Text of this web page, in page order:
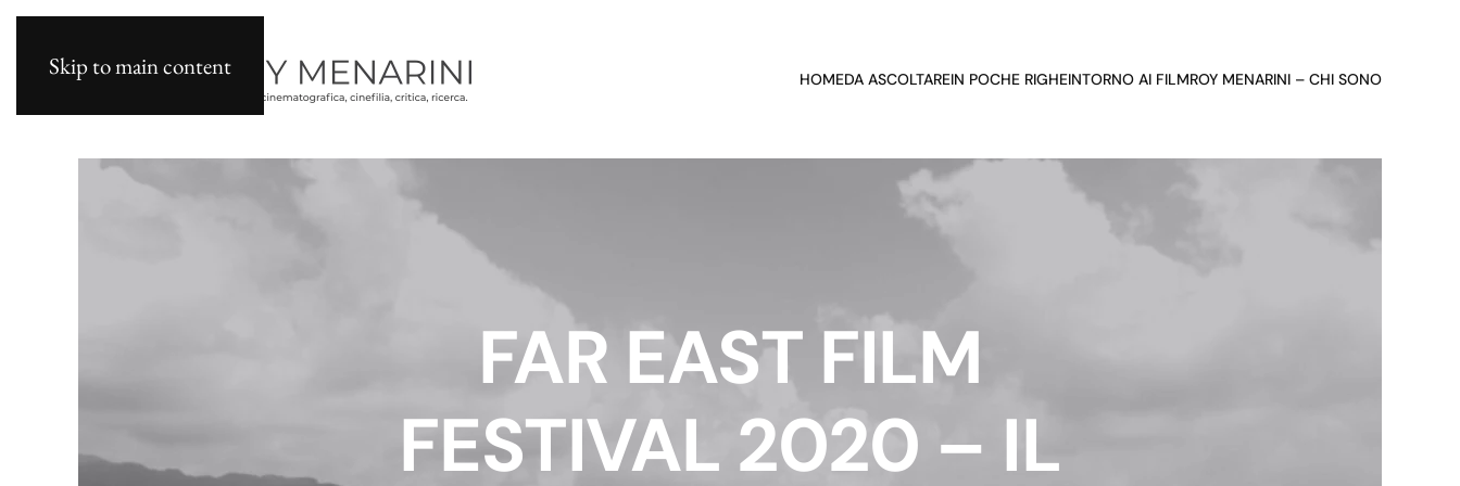
Skip to main content HOMEDA ASCOLTAREIN POCHE RIGHEINTORNO AI FILMROY MENARINI – CHI SONO
FAR EAST FILM
FESTIVAL 2020 – IL